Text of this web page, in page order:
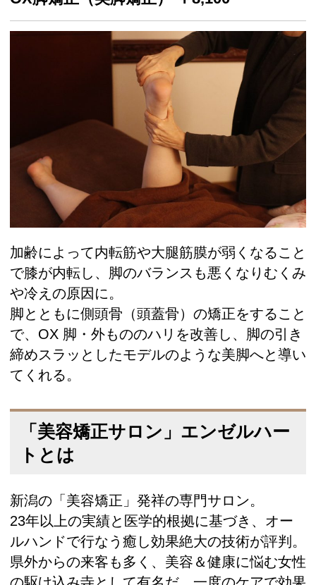
加齢によって内転筋や大腿筋膜が弱くなること
で膝が内転し、脚のバランスも悪くなりむくみ
や冷えの原因に。
脚とともに側頭骨（頭蓋骨）の矯正をすること
で、OX 脚・外もののハリを改善し、脚の引き
締めスラッとしたモデルのような美脚へと導い
てくれる。
「美容矯正サロン」エンゼルハー
トとは
新潟の「美容矯正」発祥の専門サロン。
23年以上の実績と医学的根拠に基づき、オー
ルハンドで行なう癒し効果絶大の技術が評判。
県外からの来客も多く、美容＆健康に悩む女性